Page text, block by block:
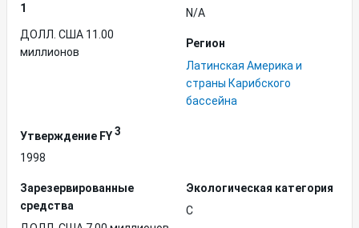
1
ДОЛЛ. США 11.00
миллионов
N/A
Регион
Латинская Америка и
страны Карибского
бассейна
Утверждение FY3
1998
Зарезервированные
средства
Экологическая категория
C